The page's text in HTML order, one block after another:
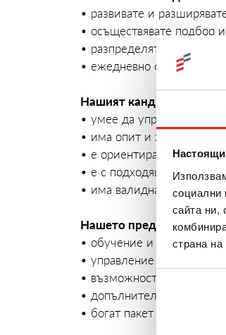
социални
сайта ни,
страна
• развивате и
• осъществявате подбор
• разпределяте,
• ежедневно оценявате и
Нашият кандидат:
• умее да управлява екип
• има опит и желание за
• е ориентиран към
• е с подходящо
• има валидна
Нашето предложение:
• обучение и повишаване
• управление на екип от
• възможност за
• допълнителна плаваща
• богат пакет от